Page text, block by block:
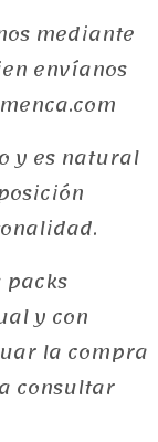
mediante
envíanos
y es natural
packs
y con
la compra
consultar